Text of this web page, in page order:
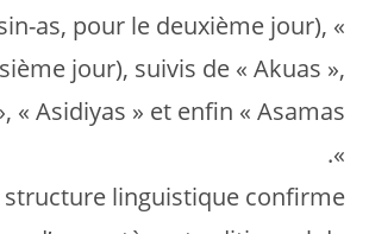
as, pour le deuxième jour), «
jour), suivis de « Akuas »,
« Asidiyas » et enfin « Asamas
».
structure linguistique confirme